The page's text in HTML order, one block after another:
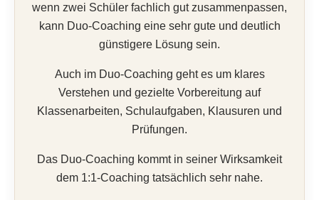
wenn zwei Schüler fachlich gut zusammenpassen,
kann Duo-Coaching eine sehr gute und deutlich
günstigere Lösung sein.
Auch im Duo-Coaching geht es um klares
Verstehen und gezielte Vorbereitung auf
Klassenarbeiten, Schulaufgaben, Klausuren und
Prüfungen.
Das Duo-Coaching kommt in seiner Wirksamkeit
dem 1:1-Coaching tatsächlich sehr nahe.